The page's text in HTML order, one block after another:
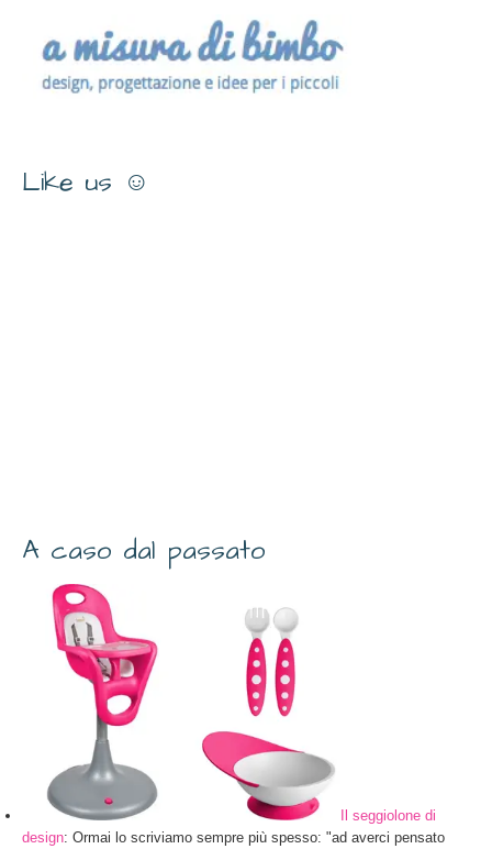
Like us ☺
A caso dal passato
Il seggiolone di
design: Ormai lo scriviamo sempre più spesso: "ad averci pensato